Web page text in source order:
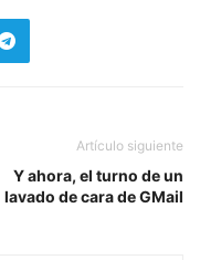
Artículo siguiente
Y ahora, el turno de un
lavado de cara de GMail